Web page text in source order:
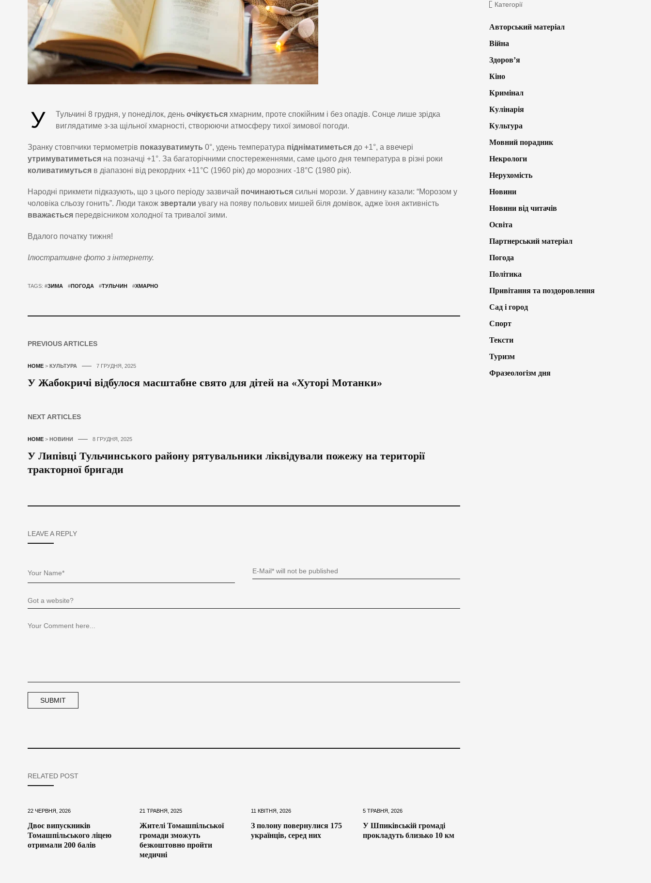
У Тульчині 8 грудня, у понеділок, день очікується хмарним, проте спокійним і без опадів. Сонце лише зрідка
виглядатиме з-за щільної хмарності, створюючи атмосферу тихої зимової погоди.
Зранку стовпчики термометрів показуватимуть 0°, удень температура підніматиметься до +1°, а ввечері
утримуватиметься на позначці +1°. За багаторічними спостереженнями, саме цього дня температура в різні роки
коливатимуться в діапазоні від рекордних +11°C (1960 рік) до морозних -18°C (1980 рік).
Народні прикмети підказують, що з цього періоду зазвичай починаються сильні морози. У давнину казали: “Морозом у
чоловіка сльозу гонить”. Люди також звертали увагу на появу польових мишей біля домівок, адже їхня активність
вважається передвісником холодної та тривалої зими.
Вдалого початку тижня!
Ілюстративне фото з інтернету.
TAGS: #ЗИМА #ПОГОДА #ТУЛЬЧИН #ХМАРНО
PREVIOUS ARTICLES
HOME > КУЛЬТУРА 7 ГРУДНЯ, 2025
У Жабокричі відбулося масштабне свято для дітей на «Хуторі Мотанки»
NEXT ARTICLES
HOME > НОВИНИ 8 ГРУДНЯ, 2025
У Липівці Тульчинського району рятувальники ліквідували пожежу на території
тракторної бригади
LEAVE A REPLY
RELATED POST
22 ЧЕРВНЯ, 2026
Двоє випускників
Томашпільського ліцею
отримали 200 балів
21 ТРАВНЯ, 2025
Жителі Томашпільської
громади зможуть
безкоштовно пройти
медичні
11 КВІТНЯ, 2026
З полону повернулися 175
українців, серед них
5 ТРАВНЯ, 2026
У Шпиківській громаді
прокладуть близько 10 км
Категорії
Авторський матеріал
Війна
Здоров’я
Кіно
Кримінал
Кулінарія
Культура
Мовний порадник
Некрологи
Нерухомість
Новини
Новини від читачів
Освіта
Партнерський матеріал
Погода
Політика
Привітання та поздоровлення
Сад і город
Спорт
Тексти
Туризм
Фразеологізм дня